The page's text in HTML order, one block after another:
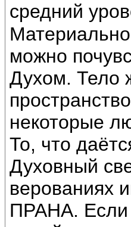
средний
можно
Духом. Тело
некоторые
То, что
Духовный
верованиях
ПРАНА. Если